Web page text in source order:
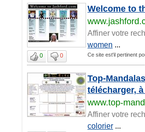
Welcome to
Affiner votre
women ...
0 0 Ce site est'il pertinent
Top-
télécharger,
www.top-
Affiner votre
colorier ...